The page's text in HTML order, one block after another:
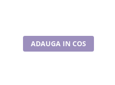
ADAUGA IN COS